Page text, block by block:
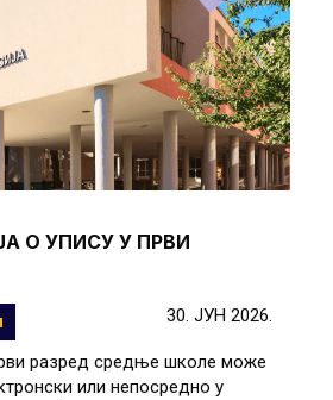
О УПИСУ У ПРВИ
30. ЈУН 2026.
разред средње школе може
или непосредно у